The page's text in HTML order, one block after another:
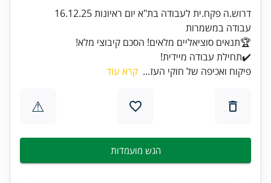
✔️תחילת עבודה מיידית!
פיקוח ואכיפה של חוקי העז... קרא עוד
⚠
הגש מועמדות